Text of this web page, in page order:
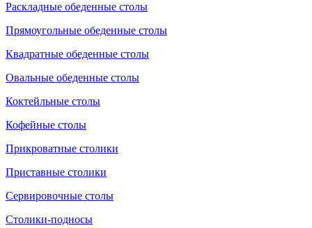
Раскладные обеденные столы
Прямоугольные обеденные столы
Квадратные обеденные столы
Овальные обеденные столы
Коктейльные столы
Кофейные столы
Прикроватные столики
Приставные столики
Сервировочные столы
Столики-подносы